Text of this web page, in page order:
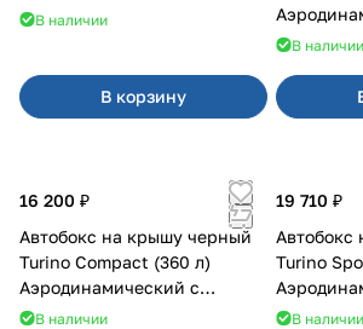
В наличии
В корзину
В наличии
16 200 ₽
Автобокс на крышу черный
Turino Compact (360 л)
Аэродинамический с
двусторонним открыванием
В наличии
19 710 ₽
Turino
В наличии